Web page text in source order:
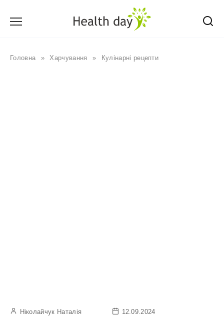
Головна » Харчування » Кулінарні рецепти
Ніколайчук Наталія 12.09.2024